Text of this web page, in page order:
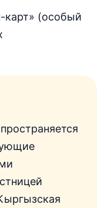
карт» (особый